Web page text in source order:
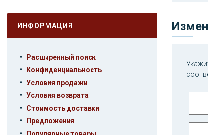
ИНФОРМАЦИЯ
• Расширенный поиск
• Конфиденциальность
• Условия продажи
• Условия возврата
• Стоимость доставки
• Предложения
•